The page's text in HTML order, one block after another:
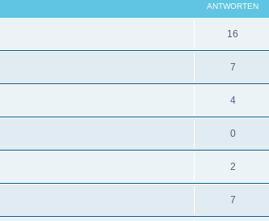
ANTWORTEN
16
7
4
0
2
7